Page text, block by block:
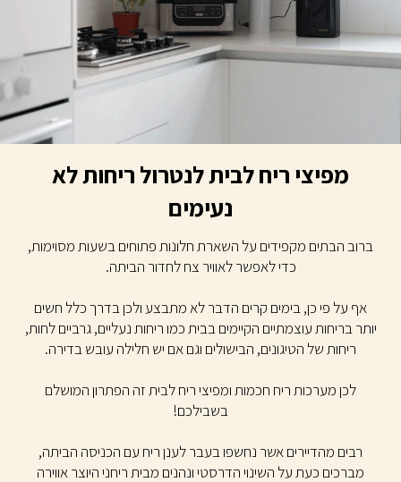
מפיצי ריח לבית לנטרול ריחות לא
נעימים
ברוב הבתים מקפידים על השארת חלונות פתוחים בשעות מסוימות,
כדי לאפשר לאוויר צח לחדור הביתה.
אף על פי כן, בימים קרים הדבר לא מתבצע ולכן בדרך כלל חשים
יותר בריחות עוצמתיים הקיימים בבית כמו ריחות נעליים, גרביים לחות,
ריחות של הטיגונים, הבישולים וגם אם יש חלילה עובש בדירה.
לכן מערכות ריח חכמות ומפיצי ריח לבית זה הפתרון המושלם
בשבילכם!
רבים מהדיירים אשר נחשפו בעבר לענן ריח עם הכניסה הביתה,
מברכים כעת על השינוי הדרסטי ונהנים מבית ריחני היוצר אווירה